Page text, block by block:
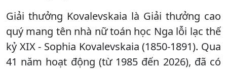
Giải thưởng Kovalevskaia là Giải thưởng cao
quý mang tên nhà nữ toán học Nga lỗi lạc thế
kỷ XIX - Sophia Kovalevskaia (1850-1891). Qua
41 năm hoạt động (từ 1985 đến 2026), đã có